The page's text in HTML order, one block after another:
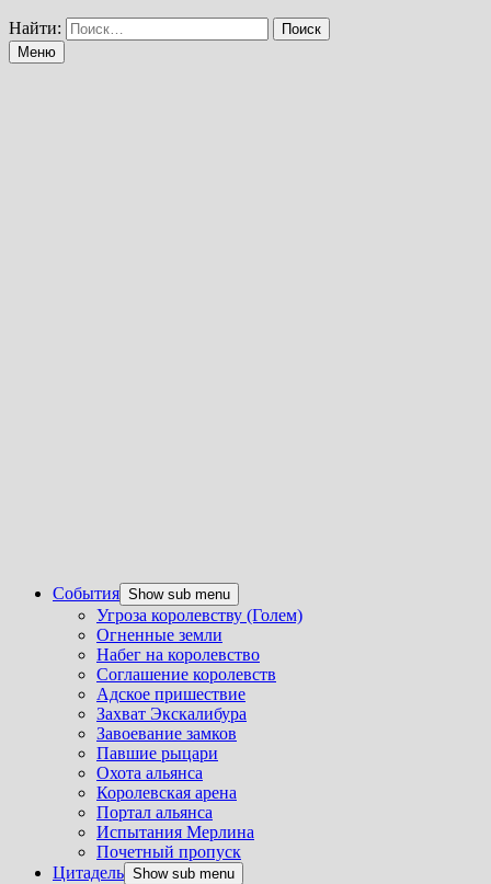
Найти:
Меню
События Show sub menu
Угроза королевству (Голем)
Огненные земли
Набег на королевство
Соглашение королевств
Адское пришествие
Захват Экскалибура
Завоевание замков
Павшие рыцари
Охота альянса
Королевская арена
Портал альянса
Испытания Мерлина
Почетный пропуск
Цитадель Show sub menu